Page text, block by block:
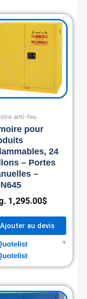
anti-feu
pour
24
– Portes
–
1,295.00$
Ajouter au devis